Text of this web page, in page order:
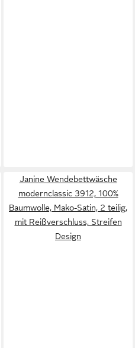
Janine Wendebettwäsche
modernclassic 3912, 100%
Baumwolle, Mako-Satin, 2 teilig,
mit Reißverschluss, Streifen
Design